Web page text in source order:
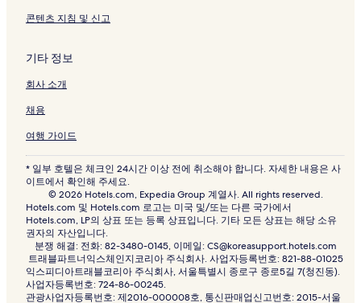
콘텐츠 지침 및 신고
기타 정보
회사 소개
채용
여행 가이드
* 일부 호텔은 체크인 24시간 이상 전에 취소해야 합니다. 자세한 내용은 사
이트에서 확인해 주세요.
© 2026 Hotels.com, Expedia Group 계열사. All rights reserved.
Hotels.com 및 Hotels.com 로고는 미국 및/또는 다른 국가에서
Hotels.com, LP의 상표 또는 등록 상표입니다. 기타 모든 상표는 해당 소유
권자의 자산입니다.
분쟁 해결: 전화: 82-3480-0145, 이메일: CS@koreasupport.hotels.com
트래블파트너익스체인지코리아 주식회사. 사업자등록번호: 821-88-01025
익스피디아트래블코리아 주식회사, 서울특별시 종로구 종로5길 7(청진동).
사업자등록번호: 724-86-00245.
관광사업자등록번호: 제2016-000008호, 통신판매업신고번호: 2015-서울